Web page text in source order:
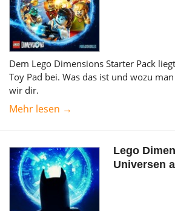
Dem Lego Dimensions Starter Pack
Toy Pad bei. Was das ist und wozu
wir dir.
Mehr lesen →
Lego
Universen